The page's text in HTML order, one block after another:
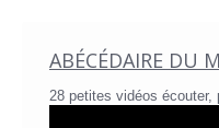
ABÉCÉDAIRE DU
28 petites vidéos écouter,